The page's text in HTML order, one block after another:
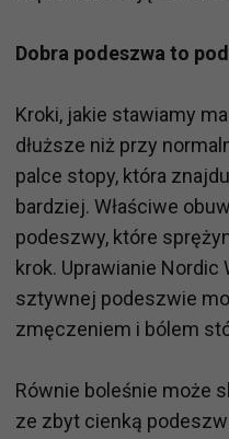
Dobra podeszwa to
Kroki, jakie stawiamy
dłuższe niż przy
palce stopy, która
bardziej. Właściwe
podeszwy, które
krok. Uprawianie Nordic
sztywnej podeszwie
zmęczeniem i bólem
Równie boleśnie może
ze zbyt cienką